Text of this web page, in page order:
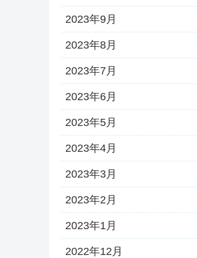
2023年9月
2023年8月
2023年7月
2023年6月
2023年5月
2023年4月
2023年3月
2023年2月
2023年1月
2022年12月